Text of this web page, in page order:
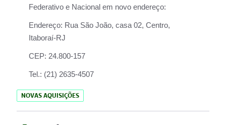
Federativo e Nacional em novo endereço:
Endereço: Rua São João, casa 02, Centro,
Itaboraí-RJ
CEP: 24.800-157
Tel.: (21) 2635-4507
NOVAS AQUISIÇÕES